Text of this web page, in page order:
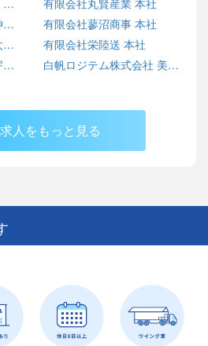
白帆ロジテム株式会社 神栖営業所
白帆ロジテム株式会社 太田営業所
株式会社スワロー輸送 宇都宮センター
有限会社蓼沼商事 本社
有限会社栄陸送 本社
白帆ロジテム株式会社 美野里営業所
人をもっと見る